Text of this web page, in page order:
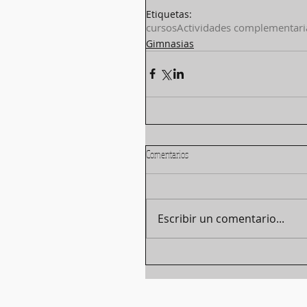
Etiquetas:
cursosActividades
Gimnasias
Comentarios
Escribir un comentario...